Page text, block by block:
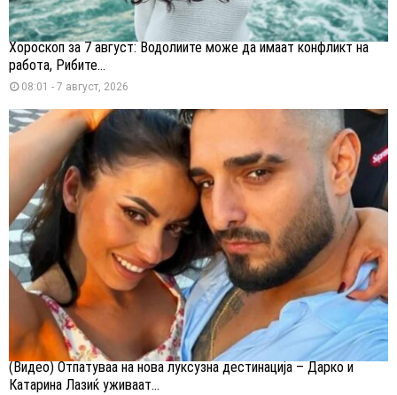
Хороскоп за 7 август: Водолиите може да имаат конфликт на
работа, Рибите...
08:01 - 7 август, 2026
(Видео) Отпатуваа на нова луксузна дестинација – Дарко и
Катарина Лазиќ уживаат...